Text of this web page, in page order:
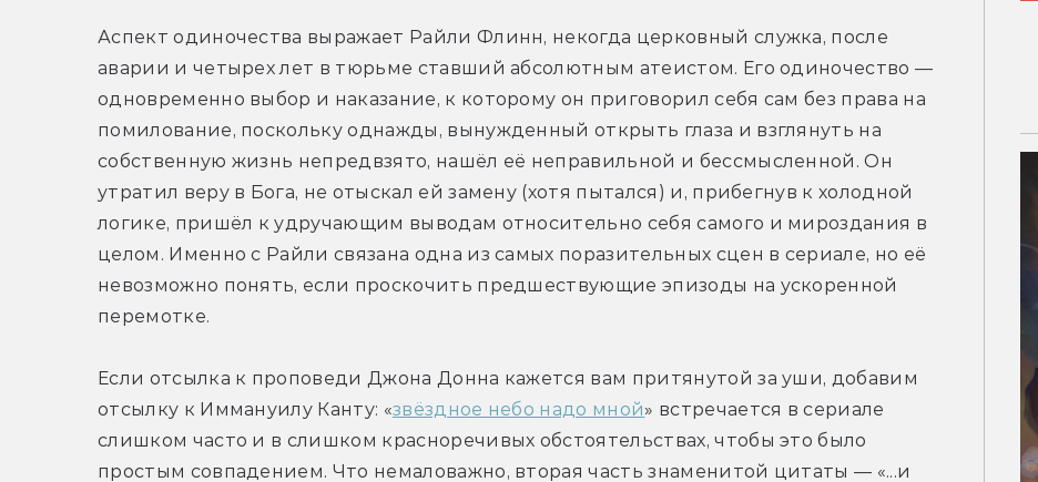
Аспект одиночества выражает Райли Флинн, некогда церковный служка, после
аварии и четырех лет в тюрьме ставший абсолютным атеистом. Его одиночество —
одновременно выбор и наказание, к которому он приговорил себя сам без права на
помилование, поскольку однажды, вынужденный открыть глаза и взглянуть на
собственную жизнь непредвзято, нашёл её неправильной и бессмысленной. Он
утратил веру в Бога, не отыскал ей замену (хотя пытался) и, прибегнув к холодной
логике, пришёл к удручающим выводам относительно себя самого и мироздания в
целом. Именно с Райли связана одна из самых поразительных сцен в сериале, но её
невозможно понять, если проскочить предшествующие эпизоды на ускоренной
перемотке.
Если отсылка к проповеди Джона Донна кажется вам притянутой за уши, добавим
отсылку к Иммануилу Канту: «звёздное небо надо мной» встречается в сериале
слишком часто и в слишком красноречивых обстоятельствах, чтобы это было
простым совпадением. Что немаловажно, вторая часть знаменитой цитаты — «...и